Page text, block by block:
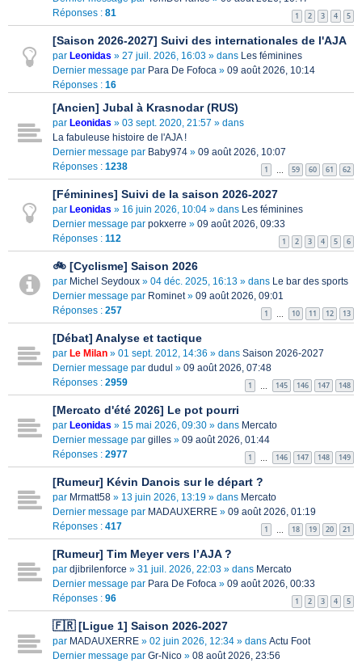
Réponses : 81 1 2 3 4 5
[Saison 2026-2027] Suivi des internationales de l'AJA
par Leonidas » 27 juil. 2026, 16:03 » dans Les féminines
Dernier message par Para De Fofoca » 09 août 2026, 10:14
Réponses : 16
[Ancien] Jubal à Krasnodar (RUS)
par Leonidas » 03 sept. 2020, 21:57 » dans
La fabuleuse histoire de l'AJA !
Dernier message par Baby974 » 09 août 2026, 10:07
Réponses : 1238 1 59 60 61 62
[Féminines] Suivi de la saison 2026-2027
par Leonidas » 16 juin 2026, 10:04 » dans Les féminines
Dernier message par pokxerre » 09 août 2026, 09:33
Réponses : 112 1 2 3 4 5 6
🚲 [Cyclisme] Saison 2026
par Michel Seydoux » 04 déc. 2025, 16:13 » dans Le bar des sports
Dernier message par Rominet» 09 août 2026, 09:01
Réponses : 257 1 10 11 12 13
[Débat] Analyse et tactique
par Le Milan » 01 sept. 2012, 14:36 » dans Saison 2026-2027
Dernier message par dudul » 09 août 2026, 07:48
Réponses : 2959 1 145 146 147 148
[Mercato d'été 2026] Le pot pourri
par Leonidas » 15 mai 2026, 09:30 » dans Mercato
Dernier message par gilles » 09 août 2026, 01:44
Réponses : 2977 1 146 147 148 149
[Rumeur] Kévin Danois sur le départ ?
par Mrmatt58 » 13 juin 2026, 13:19 » dans Mercato
Dernier message par MADAUXERRE » 09 août 2026, 01:19
Réponses : 417 1 18 19 20 21
[Rumeur] Tim Meyer vers l’AJA ?
par djibrilenforce » 31 juil. 2026, 22:03 » dans Mercato
Dernier message par Para De Fofoca » 09 août 2026, 00:33
Réponses : 96 1 2 3 4 5
🇫🇷 [Ligue 1] Saison 2026-2027
par MADAUXERRE » 02 juin 2026, 12:34 » dans Actu Foot
Dernier message par Gr-Nico » 08 août 2026, 23:56